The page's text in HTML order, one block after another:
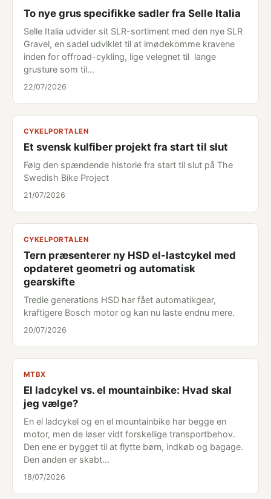
To nye grus specifikke sadler fra Selle Italia
Selle Italia udvider sit SLR-sortiment med den nye SLR
Gravel, en sadel udviklet til at imødekomme kravene
inden for offroad-cykling, lige velegnet til lange
grusture som til…
22/07/2026
CYKELPORTALEN
Et svensk kulfiber projekt fra start til slut
Følg den spændende historie fra start til slut på The
Swedish Bike Project
21/07/2026
CYKELPORTALEN
Tern præsenterer ny HSD el-lastcykel med
opdateret geometri og automatisk
gearskifte
Tredie generations HSD har fået automatikgear,
kraftigere Bosch motor og kan nu laste endnu mere.
20/07/2026
MTBX
El ladcykel vs. el mountainbike: Hvad skal
jeg vælge?
En el ladcykel og en el mountainbike har begge en
motor, men de løser vidt forskellige transportbehov.
Den ene er bygget til at flytte børn, indkøb og bagage.
Den anden er skabt…
18/07/2026